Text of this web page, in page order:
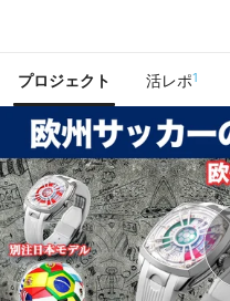
プロジェクト 活レポ1